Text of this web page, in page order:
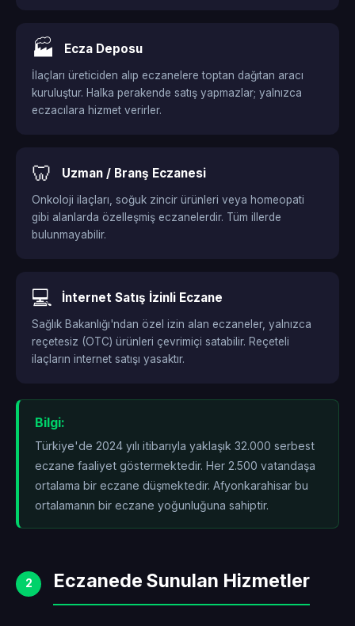
🏭 Ecza Deposu
İlaçları üreticiden alıp eczanelere toptan dağıtan aracı
kuruluştur. Halka perakende satış yapmazlar; yalnızca
eczacılara hizmet verirler.
🦷 Uzman / Branş Eczanesi
Onkoloji ilaçları, soğuk zincir ürünleri veya homeopati
gibi alanlarda özelleşmiş eczanelerdir. Tüm illerde
bulunmayabilir.
💻 İnternet Satış İzinli Eczane
Sağlık Bakanlığı'ndan özel izin alan eczaneler, yalnızca
reçetesiz (OTC) ürünleri çevrimiçi satabilir. Reçeteli
ilaçların internet satışı yasaktır.
Bilgi:
Türkiye'de 2024 yılı itibarıyla yaklaşık 32.000 serbest
eczane faaliyet göstermektedir. Her 2.500 vatandaşa
ortalama bir eczane düşmektedir. Afyonkarahisar bu
ortalamanın bir eczane yoğunluğuna sahiptir.
2 Eczanede Sunulan Hizmetler